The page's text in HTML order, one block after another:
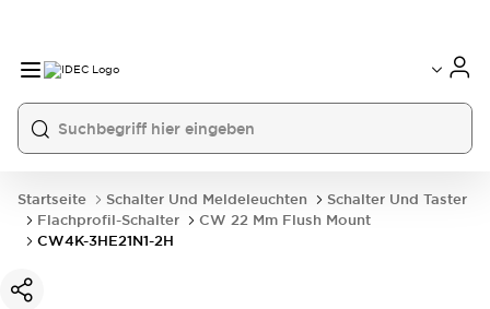
Startseite Schalter Und Meldeleuchten
Schalter Und Taster
Flachprofil-Schalter
CW 22 Mm Flush Mount
CW4K-3HE21N1-2H